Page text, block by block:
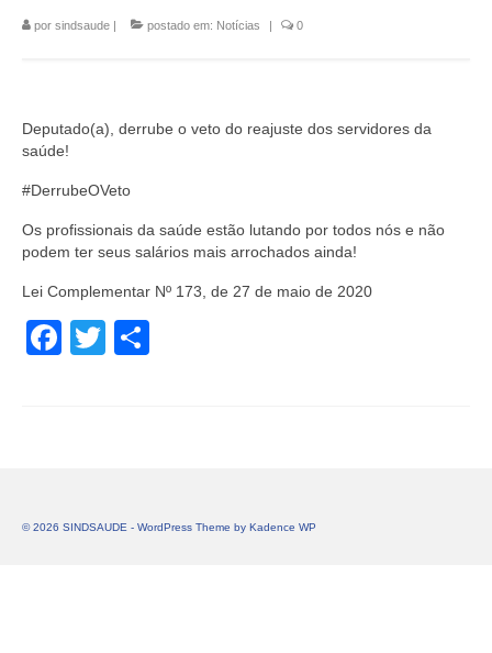
por sindsaude | postado em: Notícias | 0
Deputado(a), derrube o veto do reajuste dos servidores da
saúde!
#DerrubeOVeto
Os profissionais da saúde estão lutando por todos nós e não
podem ter seus salários mais arrochados ainda!
Lei Complementar Nº 173, de 27 de maio de 2020
Facebook
Twitter
© 2026 SINDSAUDE - WordPress Theme by Kadence WP